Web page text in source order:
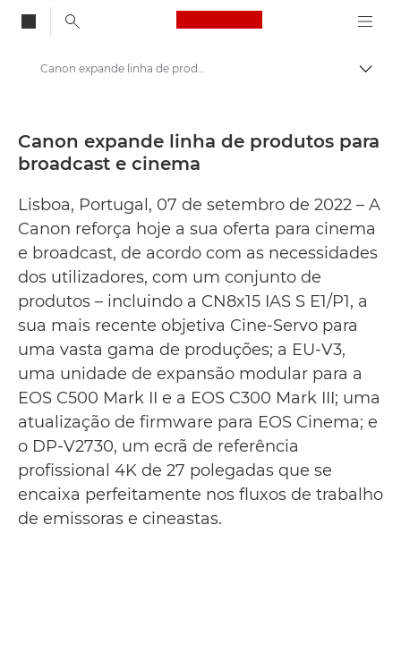
Canon Logo, back
Press Centre
Comunicados de imprensa – Centro de imprensa da Canon
Canon expande linha de produtos para broadcast e cinema - Centro de imprensa da Canon
Canon expande linha de produtos para
broadcast e cinema
Lisboa, Portugal, 07 de setembro de 2022 – A
Canon reforça hoje a sua oferta para cinema
e broadcast, de acordo com as necessidades
dos utilizadores, com um conjunto de
produtos – incluindo a CN8x15 IAS S E1/P1, a
sua mais recente objetiva Cine-Servo para
uma vasta gama de produções; a EU-V3,
uma unidade de expansão modular para a
EOS C500 Mark II e a EOS C300 Mark III; uma
atualização de firmware para EOS Cinema; e
o DP-V2730, um ecrã de referência
profissional 4K de 27 polegadas que se
encaixa perfeitamente nos fluxos de trabalho
de emissoras e cineastas.